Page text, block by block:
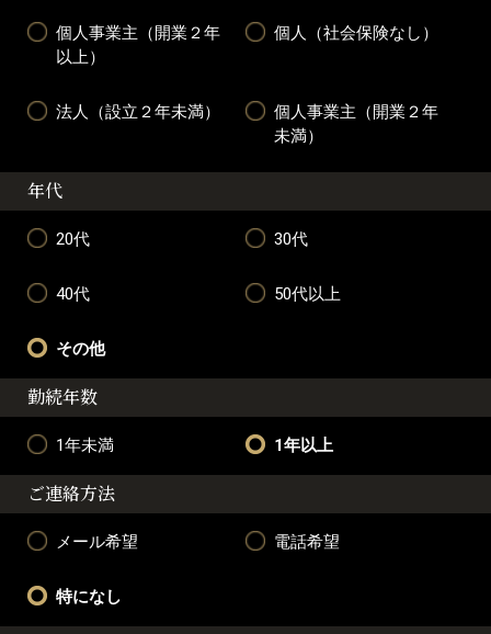
個人事業主（開業２年
以上）
個人（社会保険なし）
法人（設立２年未満）
個人事業主（開業２年
未満）
年代
20代 30代
40代 50代以上
その他
勤続年数
1年未満 1年以上
ご連絡方法
メール希望 電話希望
特になし